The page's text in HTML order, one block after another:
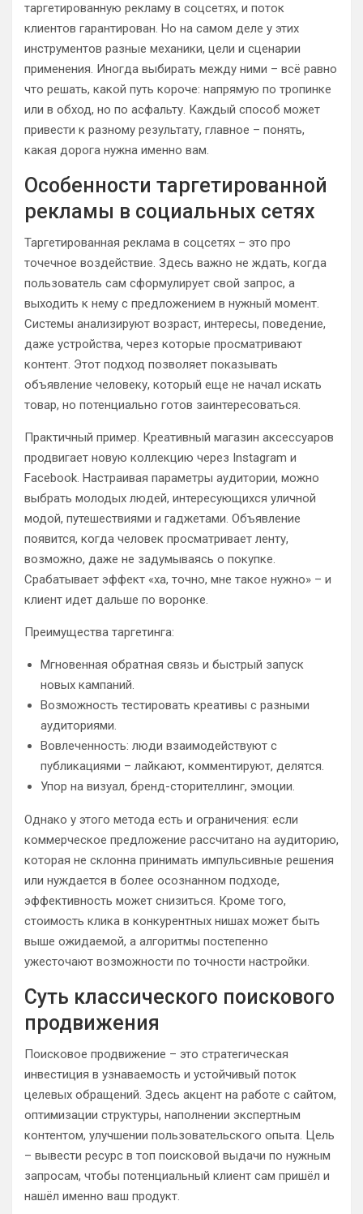
таргетированную рекламу в соцсетях, и поток
клиентов гарантирован. Но на самом деле у этих
инструментов разные механики, цели и сценарии
применения. Иногда выбирать между ними – всё равно
что решать, какой путь короче: напрямую по тропинке
или в обход, но по асфальту. Каждый способ может
привести к разному результату, главное – понять,
какая дорога нужна именно вам.
Особенности таргетированной
рекламы в социальных сетях
Таргетированная реклама в соцсетях – это про
точечное воздействие. Здесь важно не ждать, когда
пользователь сам сформулирует свой запрос, а
выходить к нему с предложением в нужный момент.
Системы анализируют возраст, интересы, поведение,
даже устройства, через которые просматривают
контент. Этот подход позволяет показывать
объявление человеку, который еще не начал искать
товар, но потенциально готов заинтересоваться.
Практичный пример. Креативный магазин аксессуаров
продвигает новую коллекцию через Instagram и
Facebook. Настраивая параметры аудитории, можно
выбрать молодых людей, интересующихся уличной
модой, путешествиями и гаджетами. Объявление
появится, когда человек просматривает ленту,
возможно, даже не задумываясь о покупке.
Срабатывает эффект «ха, точно, мне такое нужно» – и
клиент идет дальше по воронке.
Преимущества таргетинга:
Мгновенная обратная связь и быстрый запуск
новых кампаний.
Возможность тестировать креативы с разными
аудиториями.
Вовлеченность: люди взаимодействуют с
публикациями – лайкают, комментируют, делятся.
Упор на визуал, бренд-сторителлинг, эмоции.
Однако у этого метода есть и ограничения: если
коммерческое предложение рассчитано на аудиторию,
которая не склонна принимать импульсивные решения
или нуждается в более осознанном подходе,
эффективность может снизиться. Кроме того,
стоимость клика в конкурентных нишах может быть
выше ожидаемой, а алгоритмы постепенно
ужесточают возможности по точности настройки.
Суть классического поискового
продвижения
Поисковое продвижение – это стратегическая
инвестиция в узнаваемость и устойчивый поток
целевых обращений. Здесь акцент на работе с сайтом,
оптимизации структуры, наполнении экспертным
контентом, улучшении пользовательского опыта. Цель
– вывести ресурс в топ поисковой выдачи по нужным
запросам, чтобы потенциальный клиент сам пришёл и
нашёл именно ваш продукт.